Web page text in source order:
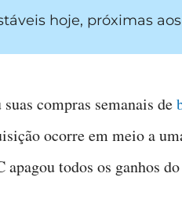
hoje, próximas
compras semanais de
ocorre em meio a
todos os ganhos